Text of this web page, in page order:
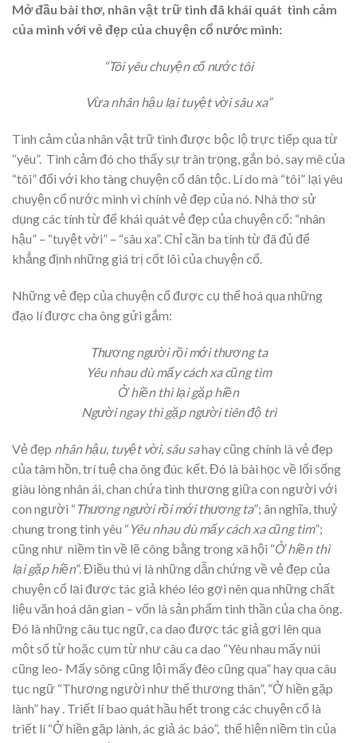
Mở đầu bài thơ, nhân vật trữ tình đã khái quát tình cảm
của mình với vẻ đẹp của chuyện cổ nước mình:
“Tôi yêu chuyện cổ nước tôi
Vừa nhân hậu lại tuyệt vời sâu xa”
Tình cảm của nhân vật trữ tình được bộc lộ trực tiếp qua từ
“yêu”. Tình cảm đó cho thấy sự trân trọng, gắn bó, say mê của
“tôi” đối với kho tàng chuyện cổ dân tộc. Lí do mà “tôi” lại yêu
chuyện cổ nước mình vì chính vẻ đẹp của nó. Nhà thơ sử
dụng các tính từ để khái quát vẻ đẹp của chuyện cổ: “nhân
hậu” – “tuyệt vời” – “sâu xa”. Chỉ cần ba tính từ đã đủ để
khẳng định những giá trị cốt lõi của chuyện cổ.
Những vẻ đẹp của chuyện cổ được cụ thể hoá qua những
đạo lí được cha ông gửi gắm:
Thương người rồi mới thương ta
Yêu nhau dù mấy cách xa cũng tìm
Ở hiền thì lại gặp hiền
Người ngay thì gặp người tiên độ trì
Vẻ đẹp nhân hậu, tuyệt vời, sâu sahay cũng chính là vẻ đẹp
của tâm hồn, trí tuệ cha ông đúc kết. Đó là bài học về lối sống
giàu lòng nhân ái, chan chứa tình thương giữa con người với
con người “Thương người rồi mới thương ta”; ân nghĩa, thuỷ
chung trong tình yêu “Yêu nhau dù mấy cách xa cũng tìm”;
cũng như niềm tin về lẽ công bằng trong xã hội “Ở hiền thì
lại gặp hiền”. Điều thú vị là những dẫn chứng về vẻ đẹp của
chuyện cổ lại được tác giả khéo léo gợi nên qua những chất
liệu văn hoá dân gian – vốn là sản phẩm tinh thần của cha ông.
Đó là những câu tục ngữ, ca dao được tác giả gợi lên qua
một số từ hoặc cụm từ như câu ca dao “Yêu nhau mấy núi
cũng leo- Mấy sông cũng lội mấy đèo cũng qua” hay qua câu
tục ngữ “Thương người như thể thương thân”, “Ở hiền gặp
lành” hay . Triết lí bao quát hầu hết trong các chuyện cổ là
triết lí “Ở hiền gặp lành, ác giả ác báo”, thể hiện niềm tin của